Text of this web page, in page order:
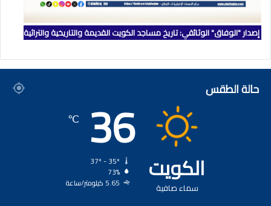
إصدار "الوفاق" الوثائقي: تاريخ مساجد الكويت القديمة والتاريخية والتراثية
حالة الطقس
الكويت
سماء صافية
36
℃
73%
5.65 كيلومتر/ساعة